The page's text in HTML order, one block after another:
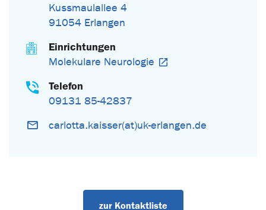
Kussmaulallee 4
91054 Erlangen
Einrichtungen
Molekulare Neurologie
Telefon
09131 85-42837
carlotta.kaisser(at)uk-erlangen.de
zur Kontaktliste